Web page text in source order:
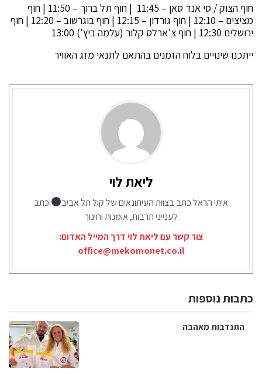
חוף הצוק / סי אנד סאן – 11:45 | חוף תל ברוך – 11:50 | חוף
מציצים – 12:10 | חוף גורדון – 12:15 | חוף בוגרשוב – 12:20 | חוף
ירושלים 12:30 | חוף צ'ארלס קלור (עלמה ביץ') 13:00
ייתכנו שינויים בלוח הזמנים בהתאם לתנאי מזג האוויר
ליאת לוי
איתי הראל כתב בצוות העיתונאים של קול תל אביב
כתב
לענייני תרבות, אומנות וחינוך
צור קשר עם ליאת לוי דרך המייל האדום:
office@mekomonet.co.il
כתבות נוספות
התנדבות מאהבה